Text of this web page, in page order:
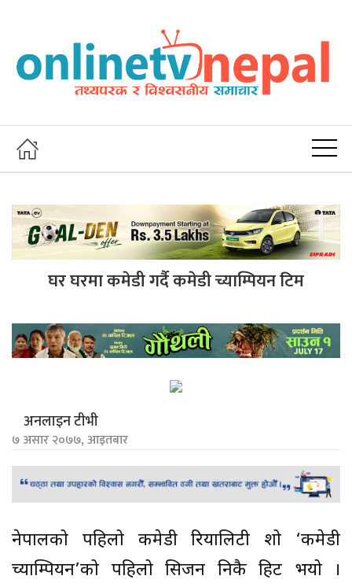
घर घरमा कमेडी गर्दै कमेडी च्याम्पियन टिम
अनलाइन टीभी
७ असार २०७७, आइतबार
नेपालको पहिलो कमेडी रियालिटी शो ‘कमेडी
च्याम्पियन’को पहिलो सिजन निकै हिट भयो ।